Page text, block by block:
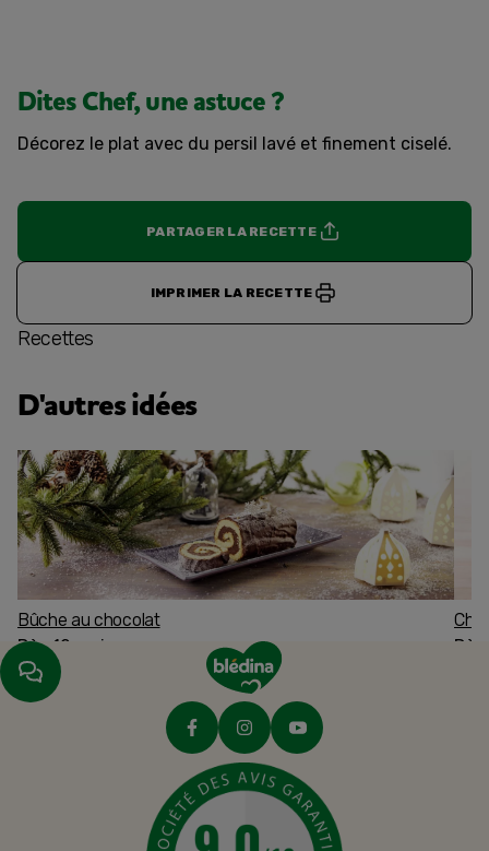
Dites Chef, une astuce ?
Décorez le plat avec du persil lavé et finement ciselé.
PARTAGER LA RECETTE
IMPRIMER LA RECETTE
Recettes
D'autres idées
Bûche au chocolat
Dès 12 mois